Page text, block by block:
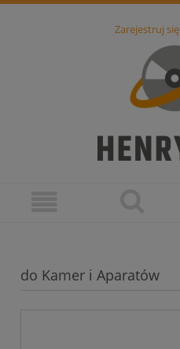
Zarejestruj się
do Kamer i Aparatów